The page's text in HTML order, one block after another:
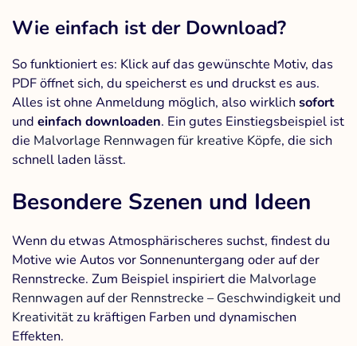
Wie einfach ist der Download?
So funktioniert es: Klick auf das gewünschte Motiv, das
PDF öffnet sich, du speicherst es und druckst es aus.
Alles ist ohne Anmeldung möglich, also wirklichsofort
und einfach downloaden. Ein gutes Einstiegsbeispiel ist
die Malvorlage Rennwagen für kreative Köpfe, die sich
schnell laden lässt.
Besondere Szenen und Ideen
Wenn du etwas Atmosphärischeres suchst, findest du
Motive wie Autos vor Sonnenuntergang oder auf der
Rennstrecke. Zum Beispiel inspiriert die Malvorlage
Rennwagen auf der Rennstrecke – Geschwindigkeit und
Kreativitätzu kräftigen Farben und dynamischen
Effekten.